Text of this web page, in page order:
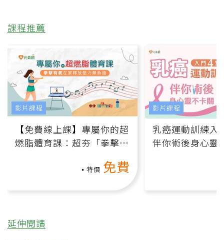
課程推薦
【免費線上課】專屬你的超
燃脂體育課：超夯「拳擊有
特價 免費
影片課程
乳癌運動訓練入
伴你術後身心靈
影片課程
延伸閱讀